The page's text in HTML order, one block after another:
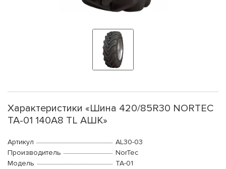
Характеристики «Шина 420/85R30 NORTEC
TA-01 140A8 TL АШК»
Артикул
AL30-03
Производитель
NorTec
Модель
TA-01